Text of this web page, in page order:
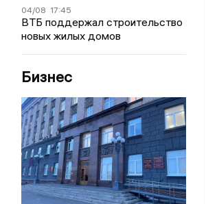
04/08 17:45
ВТБ поддержал строительство
новых жилых домов
Бизнес